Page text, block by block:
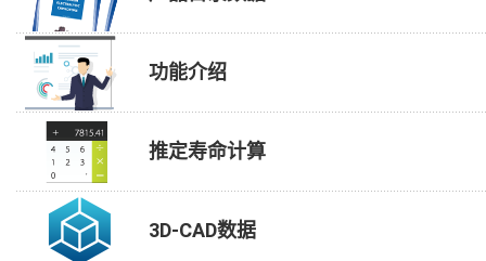
功能介绍
推定寿命计算
3D-CAD数据